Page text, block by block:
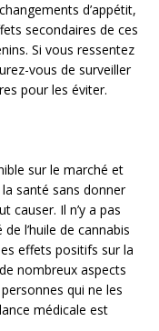
d’appétit,
secondaires de ces
Si vous ressentez
vous de surveiller
pour les éviter.
sur le marché et
santé sans donner
causer. Il n’y a pas
l’huile de cannabis
effets positifs sur la
nombreux aspects
qui ne les
médicale est